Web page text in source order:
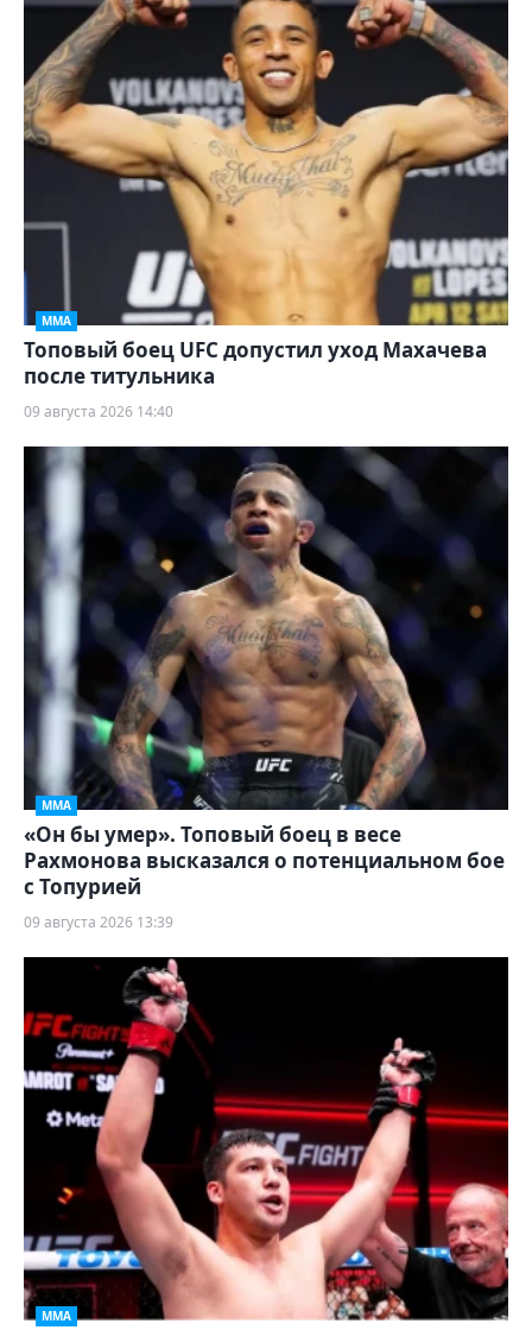
ММА
Топовый боец UFC допустил уход Махачева
после титульника
09 августа 2026 14:40
ММА
«Он бы умер». Топовый боец в весе
Рахмонова высказался о потенциальном бое
с Топурией
09 августа 2026 13:39
ММА